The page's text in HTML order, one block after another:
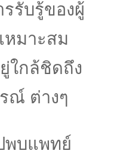
รับรู้ของผู้
หมาะสม
ใกล้ชิดถึง
ณ์ ต่างๆ
พบแพทย์